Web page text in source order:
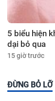
5 biểu hiện
dại bỏ qua
15 giờ trước
ĐỪNG BỎ LỠ